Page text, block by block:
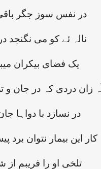
در نفس سوز جگر
نالہ ئے کو می نگنجد
یک فضای بیکران
آہ زان دردی کہ در
در نسازد با دواہا
کار این بیمار نتوان
تلخی او را فریبم